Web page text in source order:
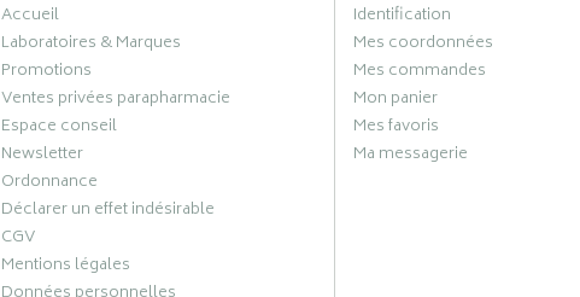
Accueil
Laboratoires & Marques
Promotions
Ventes privées parapharmacie
Espace conseil
Newsletter
Ordonnance
Déclarer un effet indésirable
CGV
Mentions légales
Identification
Mes coordonnées
Mes commandes
Mon panier
Mes favoris
Ma messagerie